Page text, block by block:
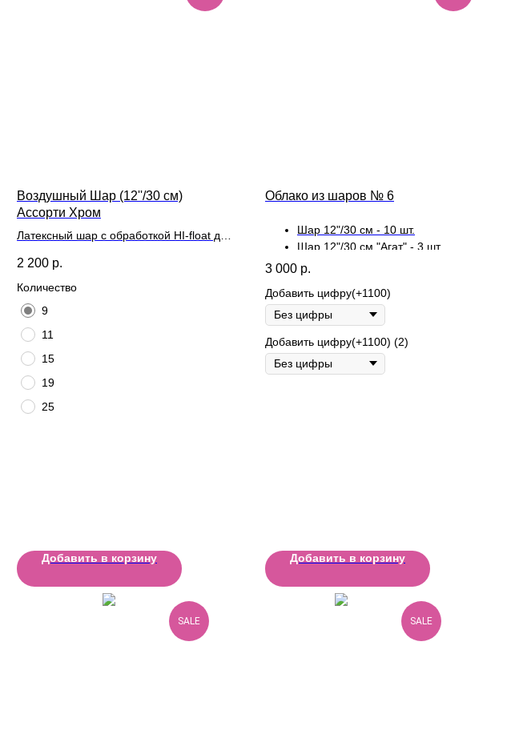
Воздушный Шар (12''/30 см)
Ассорти Хром
Латексный шар с обработкой HI-float для
2 200 р.
Количество
9
11
15
19
25
Добавить в корзину
Облако из шаров № 6
Шар 12"/30 см - 10 шт.
Шар 12"/30 см "Агат" - 3 шт.
Шар 12"/30 см "Конфетти" - 2 шт.
3 000 р.
Добавить цифру(+1100)
Добавить цифру(+1100) (2)
Добавить в корзину
SALE SALE